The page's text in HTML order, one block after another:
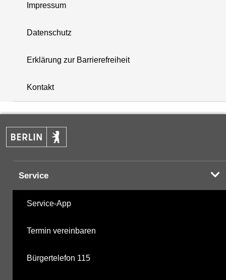
+
−
Impressum
Datenschutz
Erklärung zur Barrierefreiheit
Kontakt
Service
Service-App
Termin vereinbaren
Bürgertelefon 115